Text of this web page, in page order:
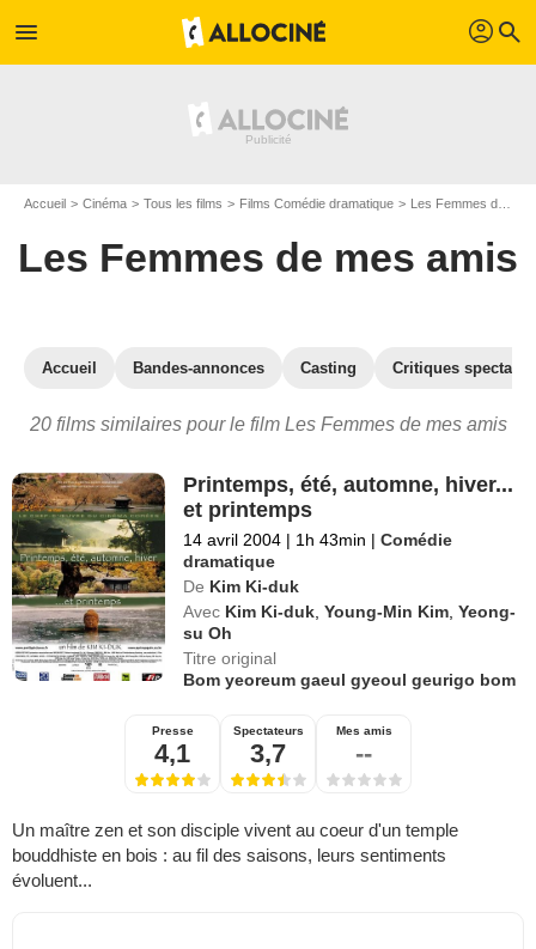
menu profil search
Accueil Cinéma Tous les films Films Comédie dramatique Les Femmes de mes amis
Les Femmes de mes amis
Accueil Bandes-annonces Casting Critiques
20 films similaires pour le film Les Femmes de mes amis
Printemps, été, automne, hiver...
et printemps
14 avril 2004 | 1h 43min | Comédie
dramatique
De Kim Ki-duk
Avec Kim Ki-duk ,Young-Min Kim ,Yeong-
su Oh
Titre original
Bom yeoreum gaeul gyeoul geurigo bom
Presse
4,1
Spectateurs
3,7
Mes amis
--
Un maître zen et son disciple vivent au coeur d'un temple
bouddhiste en bois : au fil des saisons, leurs sentiments
évoluent...